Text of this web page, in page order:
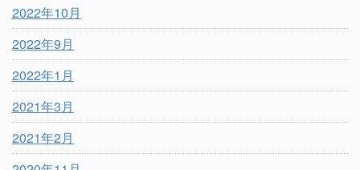
2022年10月
2022年9月
2022年1月
2021年3月
2021年2月